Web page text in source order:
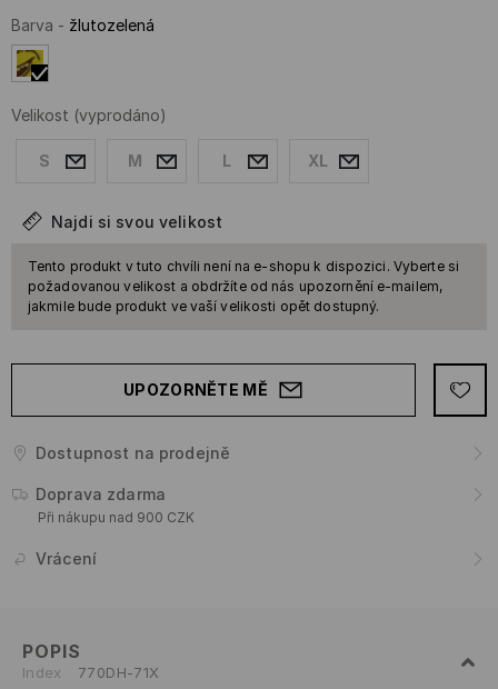
Barva - žlutozelená
Velikost (vyprodáno)
S M L XL
Najdi si svou velikost
Tento produkt v tuto chvíli není na e-shopu k dispozici. Vyberte si
požadovanou velikost a obdržíte od nás upozornění e-mailem,
jakmile bude produkt ve vaší velikosti opět dostupný.
UPOZORNĚTE MĚ
Dostupnost na prodejně
Doprava zdarma
Při nákupu nad 900 CZK
Vrácení
POPIS
Index 770DH-71X